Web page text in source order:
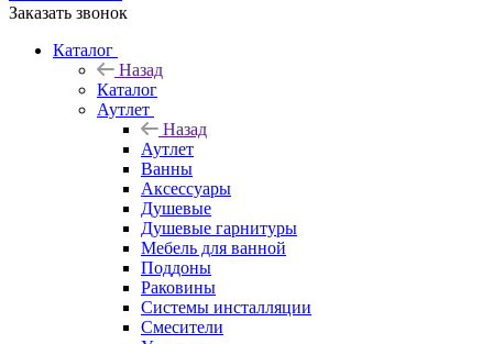
Заказать звонок
Каталог
Назад
Каталог
Аутлет
Назад
Аутлет
Ванны
Аксессуары
Душевые
Душевые гарнитуры
Мебель для ванной
Поддоны
Раковины
Системы инсталляции
Смесители